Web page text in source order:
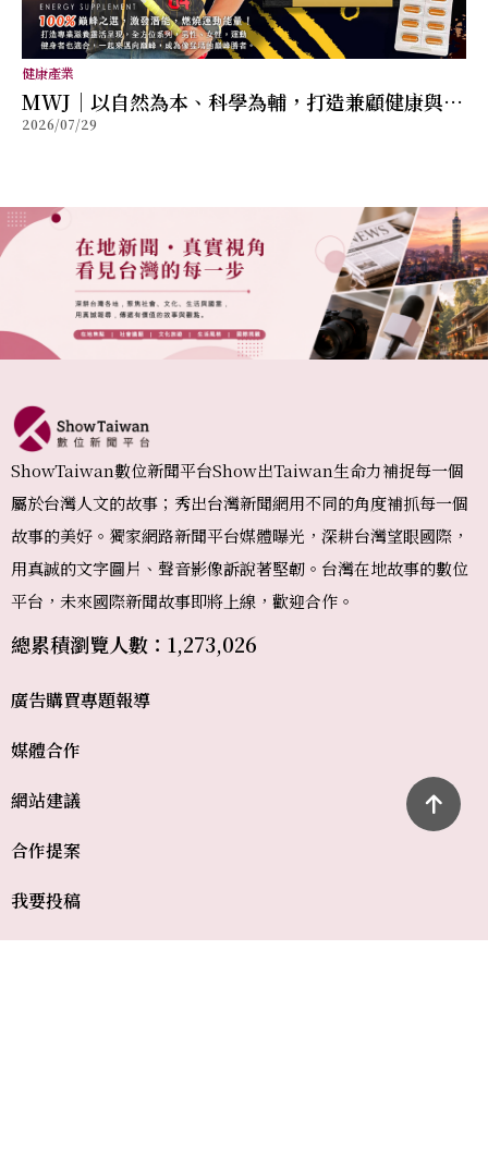
健康產業
MWJ｜以自然為本、科學為輔，打造兼顧健康與幸
福的全方位保健品牌
2026/07/29
ShowTaiwan數位新聞平台Show出Taiwan生命力補捉每一個
屬於台灣人文的故事；秀出台灣新聞網用不同的角度補抓每一個
故事的美好。獨家網路新聞平台媒體曝光，深耕台灣望眼國際，
用真誠的文字圖片、聲音影像訴說著堅韌。台灣在地故事的數位
平台，未來國際新聞故事即將上線，歡迎合作。
總累積瀏覽人數：1,273,026
廣告購買
媒體合作
網站建議
合作提案
我要投稿
專題報導